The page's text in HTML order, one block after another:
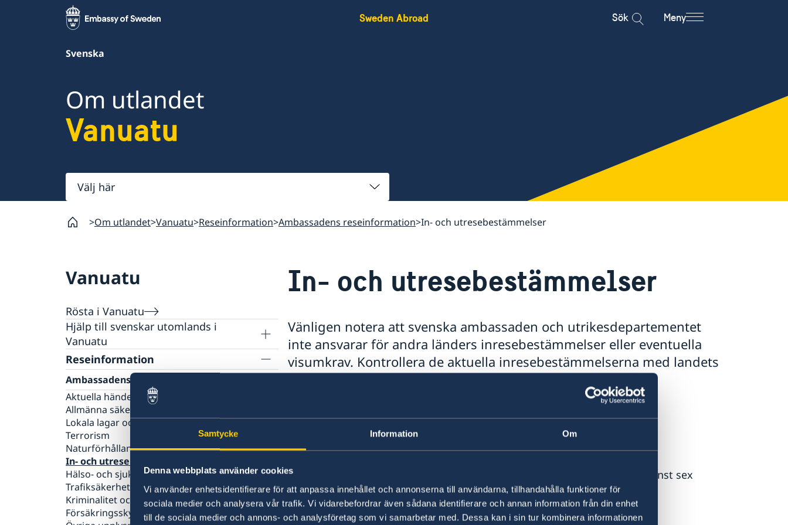
Samtycke Information Om
Denna webbplats använder cookies
Vi använder enhetsidentifierare för att anpassa innehållet och annonserna till användarna, tillhandahålla funktioner för
sociala medier och analysera vår trafik. Vi vidarebefordrar även sådana identifierare och annan information från din enhet
till de sociala medier och annons- och analysföretag som vi samarbetar med. Dessa kan i sin tur kombinera informationen
Sweden Abroad Sök Meny
Svenska
Om utlandet
Vanuatu
Välj
här
Om utlandet Vanuatu Reseinformation Ambassadens reseinformation In- och utresebestämmelser
Vanuatu
Rösta i Vanuatu
Hjälp till svenskar utomlands i
Vanuatu
Rösta i Vanuatu
Pass utomlands
Hjälp kring medborgarskap
Akut hjälp
Reseinformation
Ambassadens reseinformation
Aktuella händelser
Allmänna säkerhetsläget
Lokala lagar och sedvänjor
Terrorism
Naturförhållanden och katastrofer
In- och utresebestämmelser
Hälso- och sjukvård
Trafiksäkerhet
Kriminalitet och personlig säkerhet
Försäkringsskydd
In- och utresebestämmelser
Vänligen notera att svenska ambassaden och utrikesdepartementet
inte ansvarar för andra länders inresebestämmelser eller eventuella
visumkrav. Kontrollera de aktuella inresebestämmelserna med landets
egna myndigheter eller närmaste ambassad.
Passets giltighetstid
För att resa in i landet krävs att resenärens pass har en giltighetstid på minst sex
månader från det datum som resenären reser ut från landet.